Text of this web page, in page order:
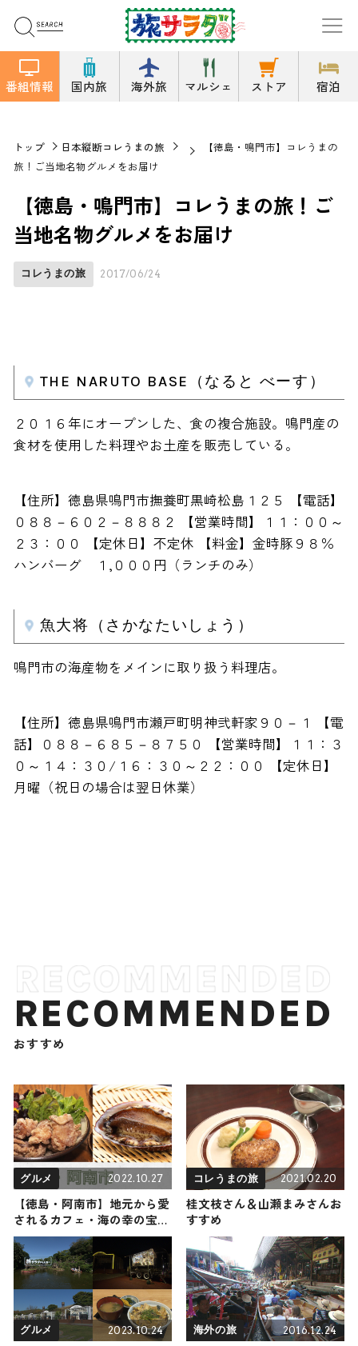
番組情報 国内旅 海外旅 マルシェ ストア 宿泊
トップ 日本縦断コレうまの旅
【徳島・鳴門市】コレうまの
旅！ご当地名物グルメをお届け
【徳島・鳴門市】コレうまの旅！ご
当地名物グルメをお届け
コレうまの旅 2017/06/24
THE NARUTO BASE（なると べーす）
２０１６年にオープンした、食の複合施設。鳴門産の
食材を使用した料理やお土産を販売している。
【住所】徳島県鳴門市撫養町黒崎松島１２５ 【電話】
０８８－６０２－８８８２ 【営業時間】１１：００～
２３：００ 【定休日】不定休 【料金】金時豚９８％
ハンバーグ １,０００円（ランチのみ）
魚大将（さかなたいしょう）
鳴門市の海産物をメインに取り扱う料理店。
【住所】徳島県鳴門市瀬戸町明神弐軒家９０－１ 【電
話】０８８－６８５－８７５０ 【営業時間】１１：３
０～１４：３０/１６：３０～２２：００ 【定休日】
月曜（祝日の場合は翌日休業）
RECOMMENDED
おすすめ
グルメ 2022.10.27
【徳島・阿南市】地元から愛
されるカフェ・海の幸の宝庫
「椿泊」をご紹介
コレうまの旅 2021.02.20
桂文枝さん＆山瀬まみさんお
すすめ
グルメ 2023.10.24 海外の旅 2016.12.24